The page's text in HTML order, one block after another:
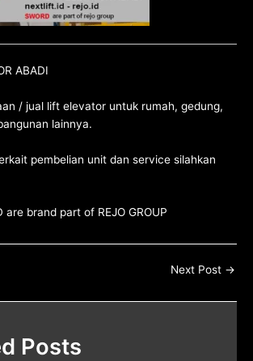
ABADI
/ jual lift elevator untuk rumah, gedung,
lainnya.
pembelian unit dan service silahkan
are brand part of REJO GROUP
Next Post →
Posts